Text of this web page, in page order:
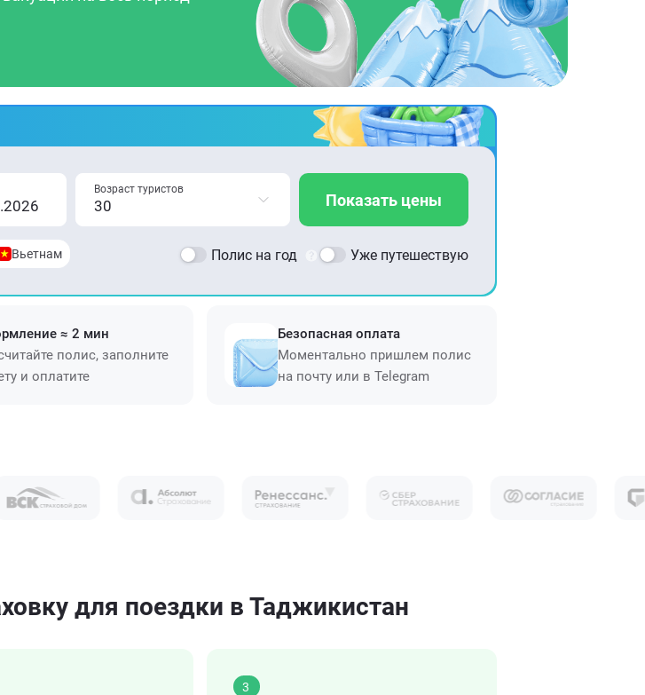
Возраст туристов
Показать цены
Вьетнам Полис на год Уже путешествую
≈ 2 мин
полис, заполните
и оплатите
Безопасная оплата
Моментально пришлем полис
на почту или в Telegram
для поездки в Таджикистан
3